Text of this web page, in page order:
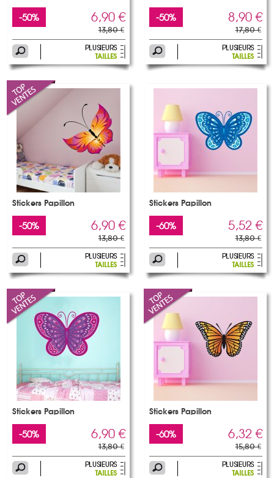
-50% 6,90 €
13,80 €
-50% 8,90 €
17,80 €
Stickers Papillon
-50% 6,90 €
13,80 €
Stickers Papillon
-60% 5,52 €
13,80 €
Stickers Papillon
-50% 6,90 €
13,80 €
Stickers Papillon
-60% 6,32 €
15,80 €